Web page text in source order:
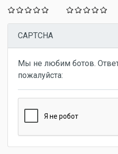
CAPTCHA
Мы не любим ботов.
пожалуйста: